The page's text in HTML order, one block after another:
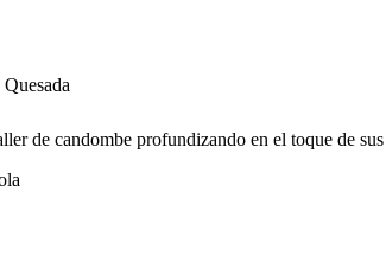
de candombe profundizando en el toque de